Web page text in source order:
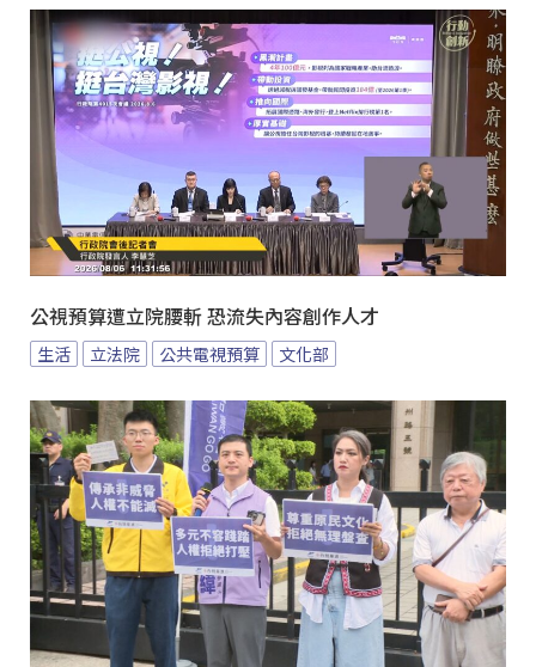
公視預算遭立院腰斬 恐流失內容創作人才
生活 立法院 公共電視預算 文化部